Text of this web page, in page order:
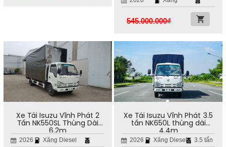
545.000.000₫
Xe Tải Isuzu Vĩnh Phát 2
Tấn NK550SL Thùng Dài
6.2m
2026 Xăng Diesel
Xe Tải Isuzu Vĩnh Phát 3.5
tấn NK650L thùng dài
4.4m
2026 Xăng Diesel 3.5 tấn